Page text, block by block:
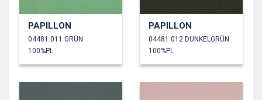
PAPILLON
04481.011 GRÜN
100%PL
PAPILLON
04481.012 DUNKELGRÜN
100%PL